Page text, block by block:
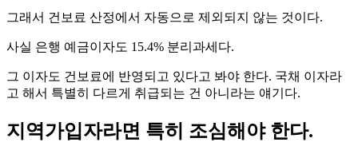
그래서 건보료 산정에서 자동으로 제외되지 않는 것이다.
사실 은행 예금이자도 15.4% 분리과세다.
그 이자도 건보료에 반영되고 있다고 봐야 한다. 국채 이자라
고 해서 특별히 다르게 취급되는 건 아니라는 얘기다.
지역가입자라면 특히 조심해야 한다.